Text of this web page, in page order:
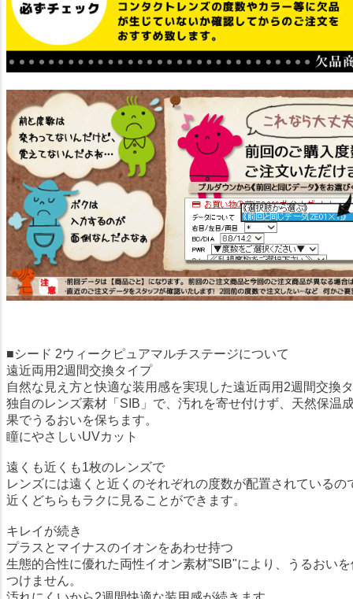
■シード 2ウィークピュアマルチステージについて
遠近両用2週間交換タイプ
自然な見え方と快適な装用感を実現した遠近両用2週間交換
独自のレンズ素材「SIB」で、汚れを寄せ付けず、天然保温
果でうるおいを保ちます。
瞳にやさしいUVカット
遠くも近くも1枚のレンズで
レンズには遠くと近くのそれぞれの度数が配置されているの
近くどちらもラクに見ることができます。
キレイが続き
プラスとマイナスのイオンをあわせ持つ
生態的合性に優れた両性イオン素材”SIB"により、うるおい
つけません。